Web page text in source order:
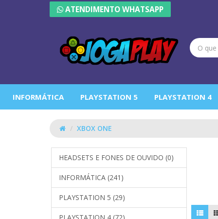
ATENDIMENTO WHATSAPP
INFORMÁTICA PLAYSTATION 5 PLAYSTATION 4
XBOX ONE
HEADSETS E FONES DE OUVIDO (0)
INFORMÁTICA (241)
PLAYSTATION 5 (29)
PLAYSTATION 4 (72)